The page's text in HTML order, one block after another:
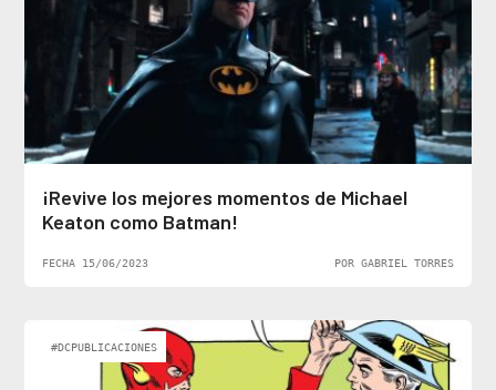
¡Revive los mejores momentos de Michael
Keaton como Batman!
FECHA 15/06/2023 POR GABRIEL TORRES
#DCPUBLICACIONES